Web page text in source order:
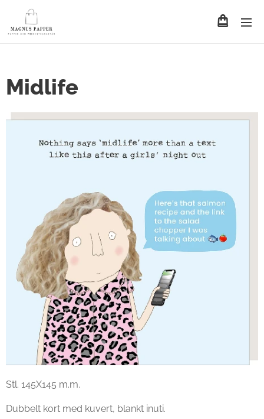
Midlife
Stl. 145X145 m.m.
Dubbelt kort med kuvert, blankt inuti.